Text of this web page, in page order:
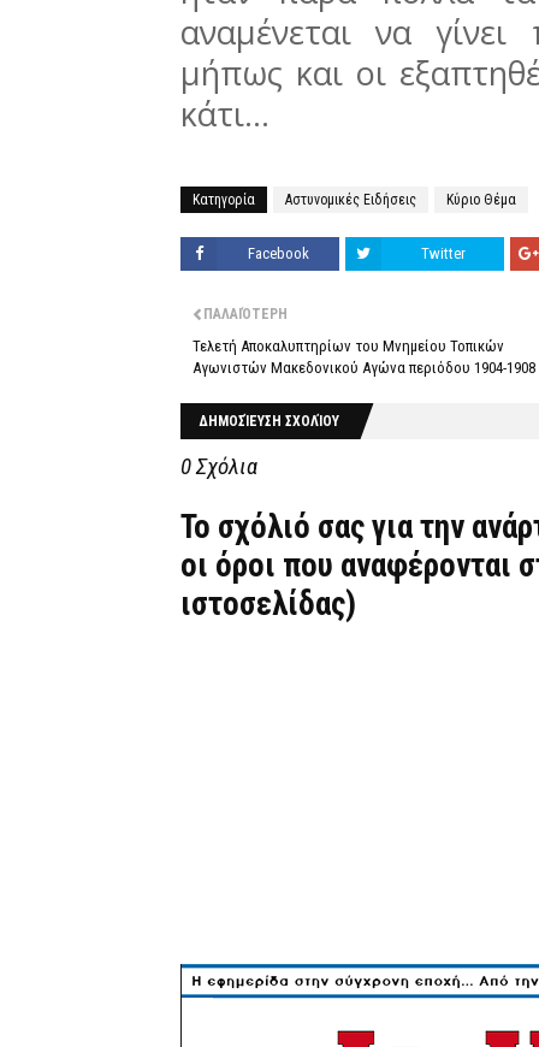
αναμένεται να
μήπως και οι
κάτι...
Κατηγορία Αστυνομικές Ειδήσεις Κύριο Θέμα
Facebook Twitter
ΠΑΛΑΙΌΤΕΡΗ
Τελετή Αποκαλυπτηρίων του Μνημείου Τοπικών
Αγωνιστών Μακεδονικού Αγώνα περιόδου 1904-1908
ΔΗΜΟΣΊΕΥΣΗ ΣΧΟΛΊΟΥ
0 Σχόλια
Το σχόλιό σας για την
οι όροι που αναφέρονται
ιστοσελίδας)